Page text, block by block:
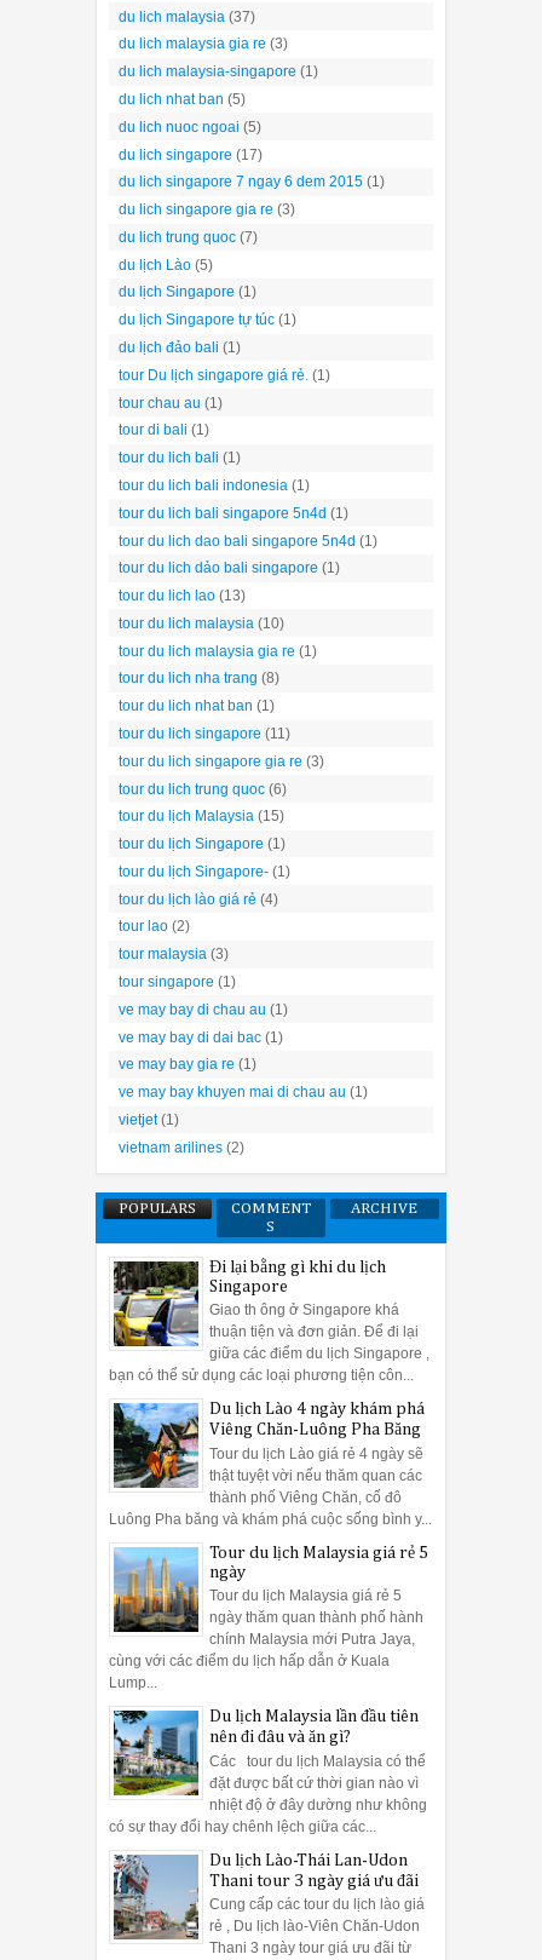
du lich malaysia (37)
du lich malaysia gia re (3)
du lich malaysia-singapore (1)
du lich nhat ban (5)
du lich nuoc ngoai (5)
du lich singapore (17)
du lich singapore 7 ngay 6 dem 2015 (1)
du lich singapore gia re (3)
du lich trung quoc (7)
du lịch Lào (5)
du lịch Singapore (1)
du lịch Singapore tự túc (1)
du lịch đảo bali (1)
tour Du lịch singapore giá rẻ. (1)
tour chau au (1)
tour di bali (1)
tour du lich bali (1)
tour du lich bali indonesia (1)
tour du lich bali singapore 5n4d (1)
tour du lich dao bali singapore 5n4d (1)
tour du lich dảo bali singapore (1)
tour du lich lao (13)
tour du lich malaysia (10)
tour du lich malaysia gia re (1)
tour du lich nha trang (8)
tour du lich nhat ban (1)
tour du lich singapore (11)
tour du lich singapore gia re (3)
tour du lich trung quoc (6)
tour du lịch Malaysia (15)
tour du lịch Singapore (1)
tour du lịch Singapore- (1)
tour du lịch lào giá rẻ (4)
tour lao (2)
tour malaysia (3)
tour singapore (1)
ve may bay di chau au (1)
ve may bay di dai bac (1)
ve may bay gia re (1)
ve may bay khuyen mai di chau au (1)
vietjet (1)
vietnam arilines (2)
POPULARS
COMMENT
S
ARCHIVE
Đi lại bằng gì khi du lịch
Singapore
Giao th ông ở Singapore khá
thuận tiện và đơn giản. Để đi lại
giữa các điểm du lịch Singapore ,
bạn có thể sử dụng các loại phương tiện côn...
Du lịch Lào 4 ngày khám phá
Viêng Chăn-Luông Pha Băng
Tour du lịch Lào giá rẻ 4 ngày sẽ
thật tuyệt vời nếu thăm quan các
thành phố Viêng Chăn, cố đô
Luông Pha băng và khám phá cuộc sống bình y...
Tour du lịch Malaysia giá rẻ 5
ngày
Tour du lịch Malaysia giá rẻ 5
ngày thăm quan thành phố hành
chính Malaysia mới Putra Jaya,
cùng với các điểm du lịch hấp dẫn ở Kuala
Lump...
Du lịch Malaysia lần đầu tiên
nên đi đâu và ăn gì?
Các tour du lịch Malaysia có thể
đặt được bất cứ thời gian nào vì
nhiệt độ ở đây dường như không
có sự thay đổi hay chênh lệch giữa các...
Du lịch Lào-Thái Lan-Udon
Thani tour 3 ngày giá ưu đãi
Cung cấp các tour du lịch lào giá
rẻ , Du lịch lào-Viên Chăn-Udon
Thani 3 ngày tour giá ưu đãi từ